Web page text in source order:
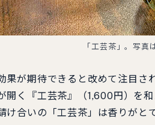
「工芸茶」。写
が期待できると改めて注目さ
開く『工芸茶』（1,600円）を
け合いの「工芸茶」は香りが